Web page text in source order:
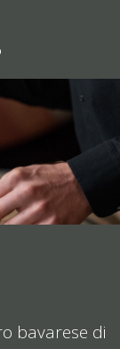
bavarese di